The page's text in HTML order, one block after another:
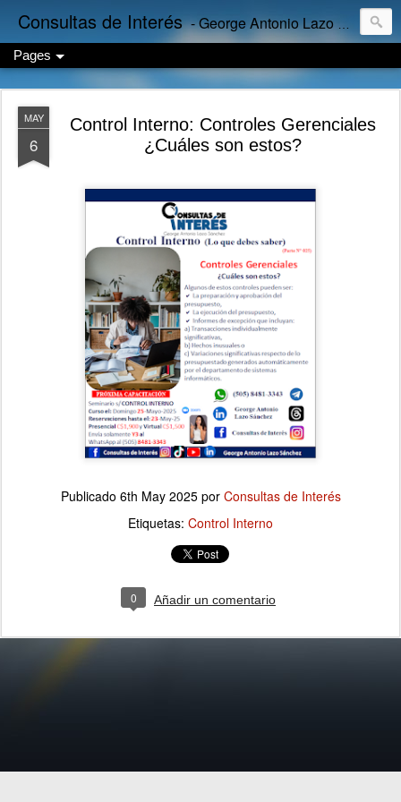
Consultas de Interés - George Antonio Lazo Sánchez
Pages
MAY
6
Control Interno: Controles Gerenciales
¿Cuáles son estos?
Publicado 6th May 2025por Consultas de Interés
Etiquetas: Control Interno
0 Añadir un comentario